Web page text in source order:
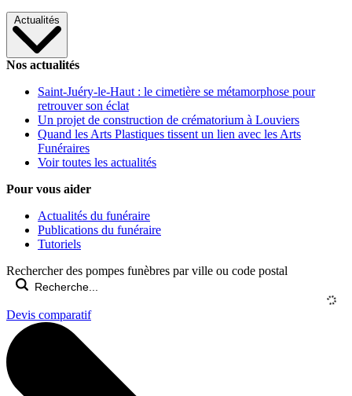
Actualités
Nos actualités
Saint-Juéry-le-Haut : le cimetière se métamorphose pour
retrouver son éclat
Un projet de construction de crématorium à Louviers
Quand les Arts Plastiques tissent un lien avec les Arts
Funéraires
Voir toutes les actualités
Pour vous aider
Actualités du funéraire
Publications du funéraire
Tutoriels
Rechercher des pompes funèbres par ville ou code postal
Devis comparatif